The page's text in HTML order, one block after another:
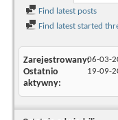
Find latest posts
Find latest started
Zarejestrowany06-03-
Ostatnio
aktywny
19-09-